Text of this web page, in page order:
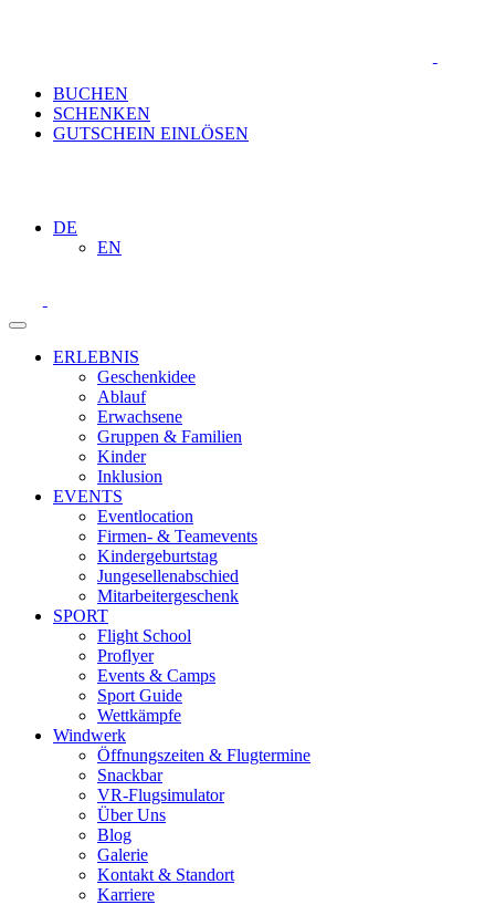
BUCHEN
SCHENKEN
GUTSCHEIN EINLÖSEN
DE
EN
ERLEBNIS
Geschenkidee
Ablauf
Erwachsene
Gruppen & Familien
Kinder
Inklusion
EVENTS
Eventlocation
Firmen- & Teamevents
Kindergeburtstag
Jungesellenabschied
Mitarbeitergeschenk
SPORT
Flight School
Proflyer
Events & Camps
Sport Guide
Wettkämpfe
Windwerk
Öffnungszeiten & Flugtermine
Snackbar
VR-Flugsimulator
Über Uns
Blog
Galerie
Kontakt & Standort
Karriere